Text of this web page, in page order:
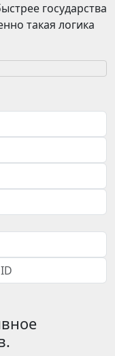
государства
такая логика